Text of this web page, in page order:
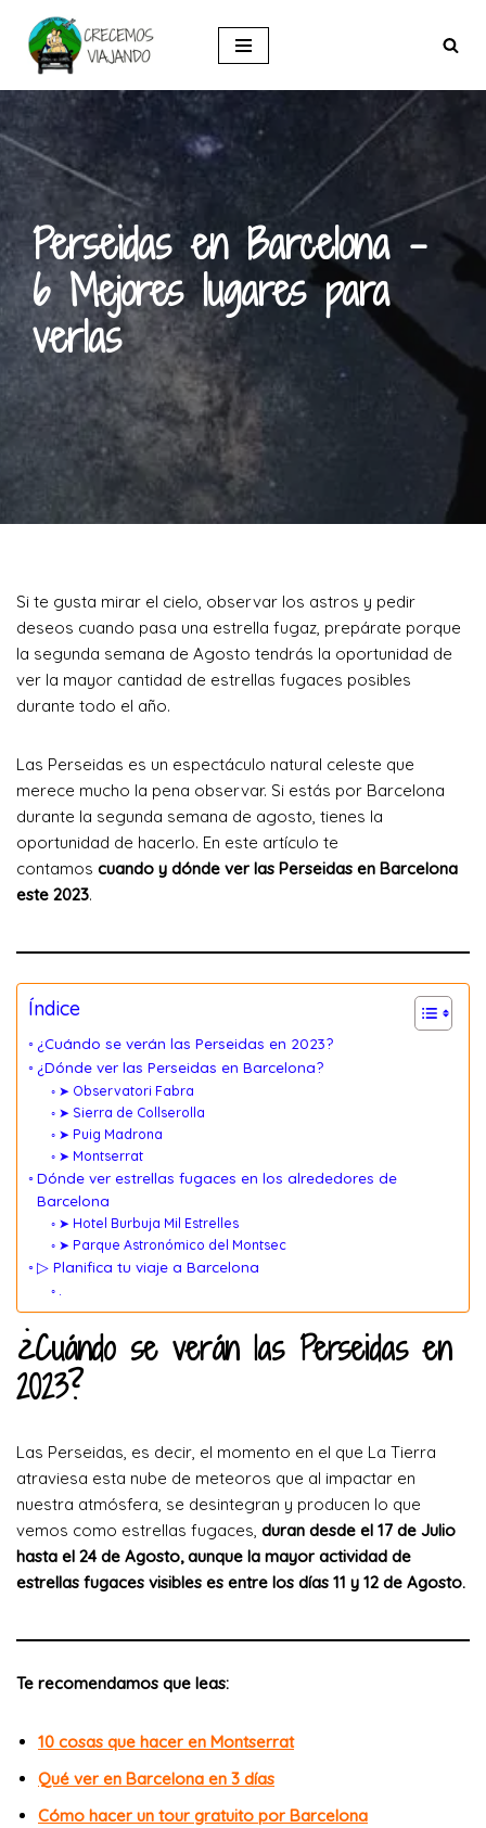
Saltar
contenido
Perseidas en Barcelona –
6 Mejores lugares para
verlas
Si te gusta mirar el cielo, observar los astros y pedir
deseos cuando pasa una estrella fugaz, prepárate porque
la segunda semana de Agosto tendrás la oportunidad de
ver la mayor cantidad de estrellas fugaces posibles
durante todo el año.
Las Perseidas es un espectáculo natural celeste que
merece mucho la pena observar. Si estás por Barcelona
durante la segunda semana de agosto, tienes la
oportunidad de hacerlo. En este artículo te
contamos cuando y dónde ver las Perseidas en Barcelona
este 2023.
Índice
¿Cuándo se verán las Perseidas en 2023?
¿Dónde ver las Perseidas en Barcelona?
➤ Observatori Fabra
➤ Sierra de Collserolla
➤ Puig Madrona
➤ Montserrat
Dónde ver estrellas fugaces en los alrededores de
Barcelona
➤ Hotel Burbuja Mil Estrelles
➤ Parque Astronómico del Montsec
▷ Planifica tu viaje a Barcelona
.
¿Cuándo se verán las Perseidas en
2023?
Las Perseidas, es decir, el momento en el que La Tierra
atraviesa esta nube de meteoros que al impactar en
nuestra atmósfera, se desintegran y producen lo que
vemos como estrellas fugaces, duran desde el 17 de Julio
hasta el 24 de Agosto, aunque la mayor actividad de
estrellas fugaces visibles es entre los días 11 y 12 de Agosto.
Te recomendamos que leas:
10 cosas que hacer en Montserrat
Qué ver en Barcelona en 3 días
Cómo hacer un tour gratuito por Barcelona